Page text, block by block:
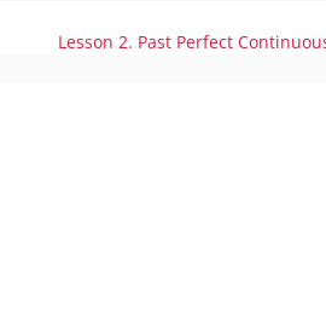
Lesson 2. Past Perfect